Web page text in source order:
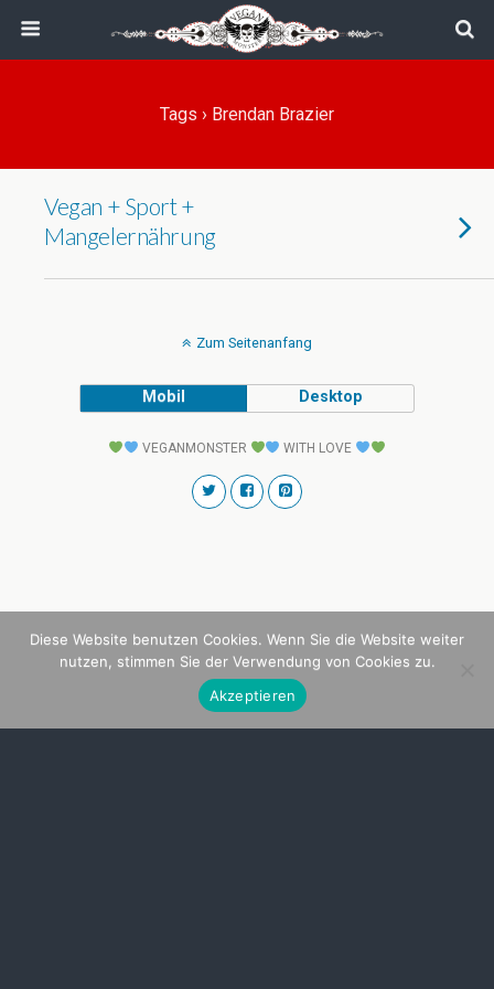
Tags › Brendan Brazier
Vegan + Sport +
Mangelernährung
Zum Seitenanfang
Mobil Desktop
VEGANMONSTER WITH LOVE
Diese Website benutzen Cookies. Wenn Sie die Website weiter
nutzen, stimmen Sie der Verwendung von Cookies zu.
Akzeptieren